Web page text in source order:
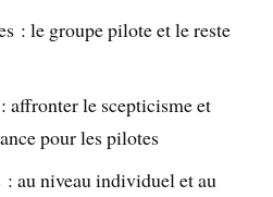
: le groupe pilote et le reste
affronter le scepticisme et
pour les pilotes
au niveau individuel et au